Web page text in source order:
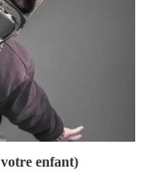
enfant)